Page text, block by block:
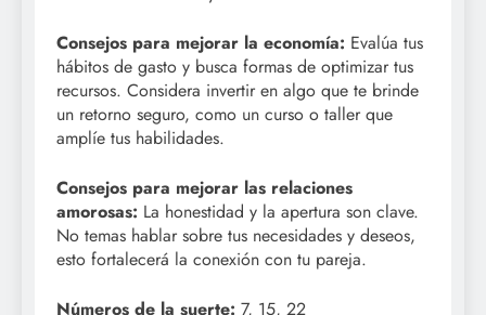
Consejos para mejorar la economía: Evalúa tus
hábitos de gasto y busca formas de optimizar tus
recursos. Considera invertir en algo que te brinde
un retorno seguro, como un curso o taller que
amplíe tus habilidades.
Consejos para mejorar las relaciones
amorosas: La honestidad y la apertura son clave.
No temas hablar sobre tus necesidades y deseos,
esto fortalecerá la conexión con tu pareja.
Números de la suerte: 7, 15, 22